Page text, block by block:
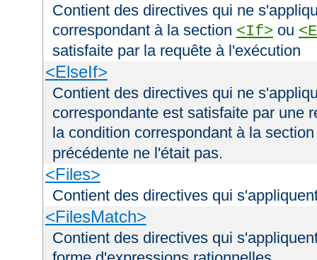
Contient des directives qui ne
correspondant à la section <If> ou
satisfaite par la requête à l'exécution
<ElseIf>
Contient des directives qui ne
correspondante est satisfaite par une
la condition correspondant à la
précédente ne l'était pas.
<Files>
Contient des directives qui
<FilesMatch>
Contient des directives qui